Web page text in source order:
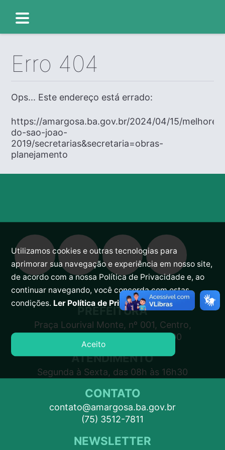
Erro 404
Ops... Este endereço está errado:
https://amargosa.ba.gov.br/2024/04/15/
do-sao-joao-
2019/secretarias&secretaria=obras-
planejamento
PREFEITURA
Praça Lourival Monte, nº 001, Centro,
Amargosa – BA, CEP 45300-000
ATENDIMENTO
Segunda à Sexta, das 08h às 16h30
CONTATO
contato@amargosa.ba.gov.br
(75) 3512-7811
NEWSLETTER
Utilizamos cookies e outras tecnologias para
aprimorar sua navegação e experiência em nosso site,
de acordo com a nossa Política de Privacidade e, ao
continuar navegando, você concorda com estas
condições. Ler Política de Privacidade.
Aceito